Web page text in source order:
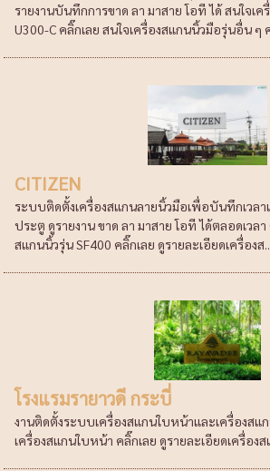
รายงานบันทึกการขาด ลา มาสาย โอที ได้ สนใจเ
U300-C คลิ๊กเลย สนใจเครื่องสแกนนิ้วมือรุ่นอื่น ๆ
CITIZEN
ระบบติดตั้งเครื่องสแกนลายนิ้วมือเพื่อบันทึกเวล
ประตู ดูรายงาน ขาด ลา มาสาย โอที ได้ตลอดเวลา
สแกนนิ้วรุ่น SF400 คลิ๊กเลย ดูรายละเอียดเครื่องส
โรงแรมรายาวดี กระบี่
งานติดตั้งระบบเครื่องสแกนใบหน้าและเครื่องสแ
เครื่องสแกนใบหน้า คลิ๊กเลย ดูรายละเอียดเครื่อง